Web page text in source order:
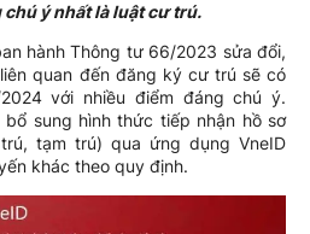
ý nhất là luật cư trú.
hành Thông tư 66/2023 sửa đổi,
quan đến đăng ký cư trú sẽ có
với nhiều điểm đáng chú ý.
sung hình thức tiếp nhận hồ sơ
tạm trú) qua ứng dụng VneID
khác theo quy định.